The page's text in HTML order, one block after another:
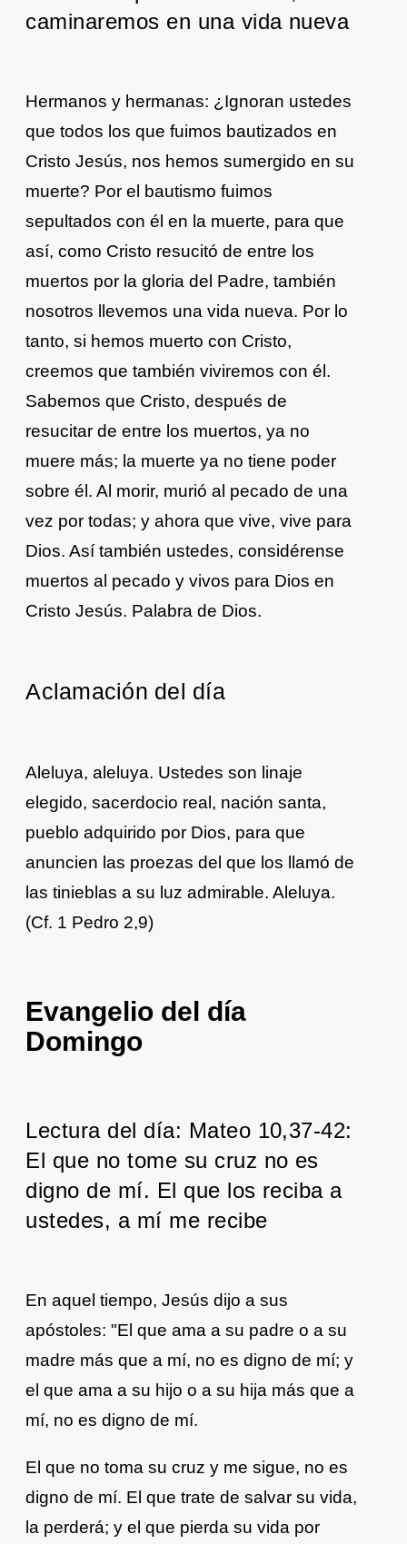
caminaremos en una vida nueva
Hermanos y hermanas: ¿Ignoran ustedes
que todos los que fuimos bautizados en
Cristo Jesús, nos hemos sumergido en su
muerte? Por el bautismo fuimos
sepultados con él en la muerte, para que
así, como Cristo resucitó de entre los
muertos por la gloria del Padre, también
nosotros llevemos una vida nueva. Por lo
tanto, si hemos muerto con Cristo,
creemos que también viviremos con él.
Sabemos que Cristo, después de
resucitar de entre los muertos, ya no
muere más; la muerte ya no tiene poder
sobre él. Al morir, murió al pecado de una
vez por todas; y ahora que vive, vive para
Dios. Así también ustedes, considérense
muertos al pecado y vivos para Dios en
Cristo Jesús. Palabra de Dios.
Aclamación del día
Aleluya, aleluya. Ustedes son linaje
elegido, sacerdocio real, nación santa,
pueblo adquirido por Dios, para que
anuncien las proezas del que los llamó de
las tinieblas a su luz admirable. Aleluya.
(Cf. 1 Pedro 2,9)
Evangelio del día
Domingo
Lectura del día: Mateo 10,37-42:
El que no tome su cruz no es
digno de mí. El que los reciba a
ustedes, a mí me recibe
En aquel tiempo, Jesús dijo a sus
apóstoles: "El que ama a su padre o a su
madre más que a mí, no es digno de mí; y
el que ama a su hijo o a su hija más que a
mí, no es digno de mí.
El que no toma su cruz y me sigue, no es
digno de mí. El que trate de salvar su vida,
la perderá; y el que pierda su vida por